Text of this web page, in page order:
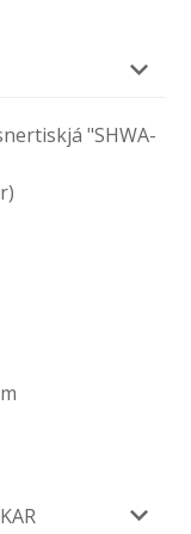
"SHWA-